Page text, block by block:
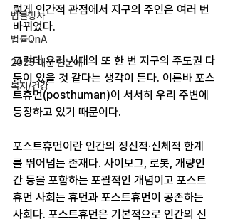
법률행사
법률QnA
2025 대선 한눈에
복지/건강
렇게 인간적 관점에서 지구의 주인은 여러 번
바뀌었다.
그런데 우리 시대의 또 한 번 지구의 주도권 다
툼이 있을 것 같다는 생각이 든다. 이른바 포스
트휴먼(posthuman)이 서서히 우리 주변에
등장하고 있기 때문이다.
포스트휴먼이란 인간의 정신적·신체적 한계
를 뛰어넘는 존재다. 사이보그, 로봇, 개량인
간 등을 포함하는 포괄적인 개념이고 포스트
휴먼 사회는 휴먼과 포스트휴먼이 공존하는
사회다. 포스트휴먼은 기본적으로 인간의 신